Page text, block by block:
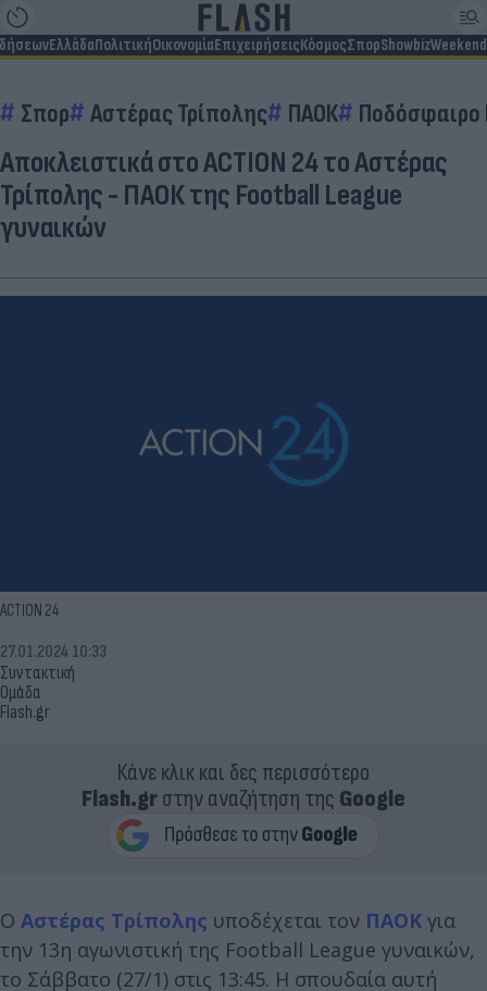
ΕλλάδαΠολιτικήΟικονομίαΕπιχειρήσειςΚόσμοςΣπορShowbizWeekend
Σπορ Αστέρας Τρίπολης ΠΑΟΚ Ποδόσφαιρο
Αποκλειστικά στο ACTION 24 το Αστέρας
Τρίπολης - ΠΑΟΚ της Football League
γυναικών
ACTION 24
Συντακτική
Ομάδα
Flash.gr
27.01.2024 10:33
Κάνε κλικ και δες περισσότερο
Flash.grστην αναζήτηση της Google
Ο Αστέρας Τρίπολης υποδέχεται τον ΠΑΟΚ για
την 13η αγωνιστική της Football League γυναικών,
το Σάββατο (27/1) στις 13:45. Η σπουδαία αυτή